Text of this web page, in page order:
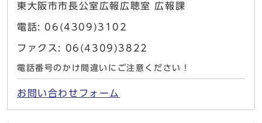
東大阪市市長公室広報広聴室 広報課
電話: 06(4309)3102
ファクス: 06(4309)3822
電話番号のかけ間違いにご注意ください！
お問い合わせフォーム